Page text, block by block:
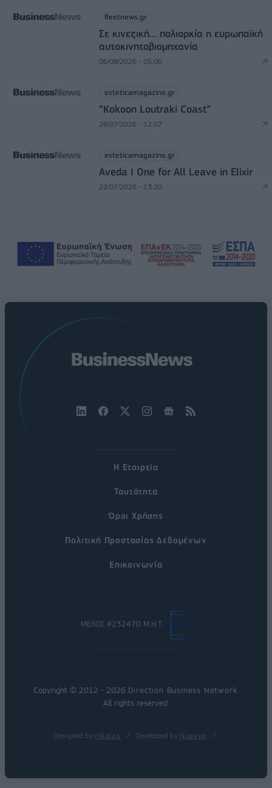
fleetnews.gr
Σε κινεζική… πολιορκία η ευρωπαϊκή
αυτοκινητοβιομηχανία
06/08/2026 - 05:00
esteticamagazine.gr
“Kokoon Loutraki Coast”
28/07/2026 - 12:07
esteticamagazine.gr
Aveda I One for All Leave in Elixir
22/07/2026 - 13:20
Η Εταιρεία
Ταυτότητα
Όροι Χρήσης
Πολιτική Προστασίας Δεδομένων
Επικοινωνία
ΜΕΛΟΣ #232470 Μ.Η.Τ.
Copyright © 2012 - 2026 Direction Business Network
All rights reserved.
Designed by nikolas Developed by Nuevvo